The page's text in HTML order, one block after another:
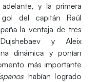
y la primera
del capitán Raúl
la ventaja de tres
yAleix
dinámica y ponían
más importante
habían logrado